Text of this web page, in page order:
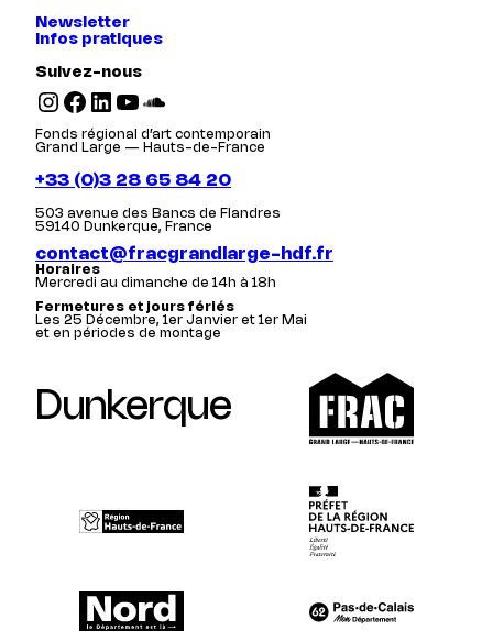
Newsletter
Infos pratiques
Suivez-nous
Instagram Facebook LinkedIn YouTube SoundCloud
Fonds régional d’art contemporain
Grand Large — Hauts-de-France
+33 (0)3 28 65 84 20
503 avenue des Bancs de Flandres
59140 Dunkerque, France
contact@fracgrandlarge-hdf.fr
Horaires
Mercredi au dimanche de 14h à 18h
Fermetures et jours fériés
Les 25 Décembre, 1er Janvier et 1er Mai
et en périodes de montage
Dunkerque